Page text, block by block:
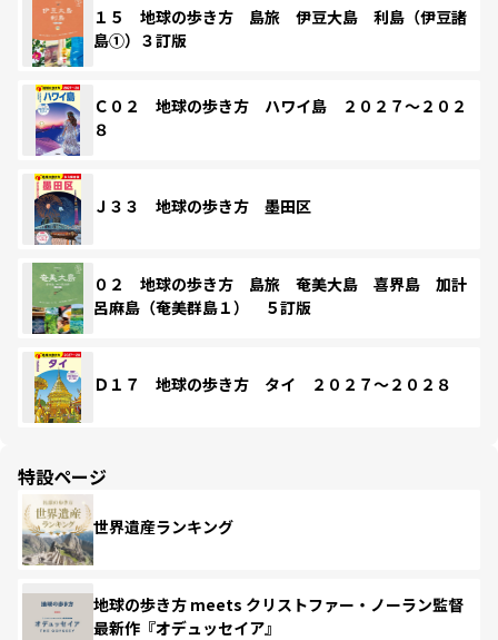
１５ 地球の歩き方 島旅 伊豆大島 利島（伊豆諸
島①）３訂版
Ｃ０２ 地球の歩き方 ハワイ島 ２０２７～２０２
８
Ｊ３３ 地球の歩き方 墨田区
０２ 地球の歩き方 島旅 奄美大島 喜界島 加計
呂麻島（奄美群島１） ５訂版
Ｄ１７ 地球の歩き方 タイ ２０２７～２０２８
特設ページ
世界遺産ランキング
地球の歩き方 meets クリストファー・ノーラン監督
最新作『オデュッセイア』